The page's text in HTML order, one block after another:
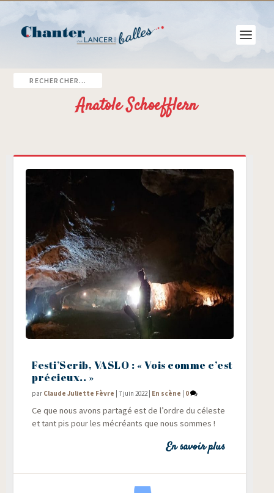
Anatole Schoefflern
Festi’Scrib, VASLO : « Vois comme c’est
précieux.. »
par Claude Juliette Fèvre |7 juin 2022 | En scène | 0
Ce que nous avons par­ta­gé est de l’ordre du céleste
et tant pis pour les mécréants que nous sommes !
En savoir plus